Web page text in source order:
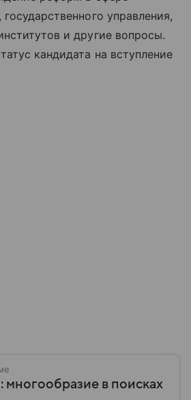
управления,
и другие вопросы.
кандидата на вступление
в поисках